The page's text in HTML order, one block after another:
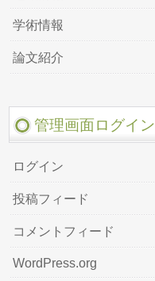
学術情報
論文紹介
管理画面ログイン
ログイン
投稿フィード
コメントフィード
WordPress.org